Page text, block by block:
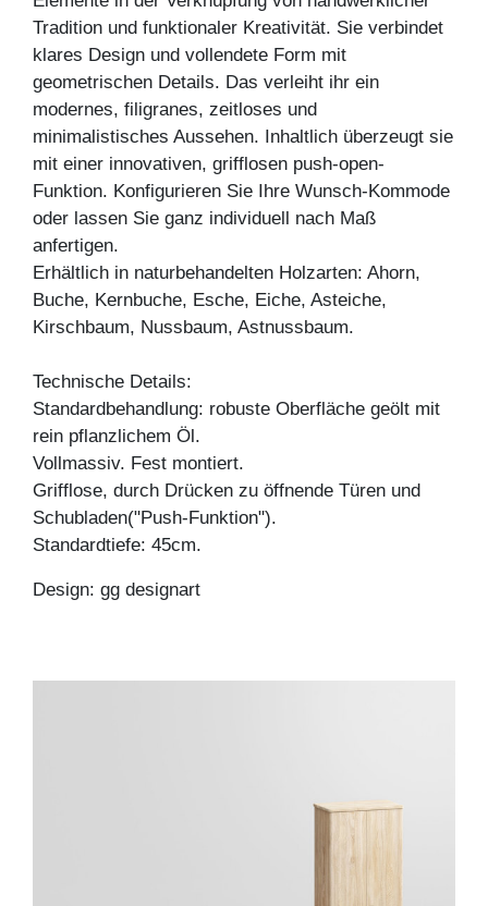
Tradition und funktionaler Kreativität. Sie verbindet
klares Design und vollendete Form mit
geometrischen Details. Das verleiht ihr ein
modernes, filigranes, zeitloses und
minimalistisches Aussehen. Inhaltlich überzeugt sie
mit einer innovativen, grifflosen push-open-
Funktion. Konfigurieren Sie Ihre Wunsch-Kommode
oder lassen Sie ganz individuell nach Maß
anfertigen.
Erhältlich in naturbehandelten Holzarten: Ahorn,
Buche, Kernbuche, Esche, Eiche, Asteiche,
Kirschbaum, Nussbaum, Astnussbaum.
Technische Details:
Standardbehandlung: robuste Oberfläche geölt mit
rein pflanzlichem Öl.
Vollmassiv. Fest montiert.
Grifflose, durch Drücken zu öffnende Türen und
Schubladen("Push-Funktion").
Standardtiefe: 45cm.
Design: gg designart